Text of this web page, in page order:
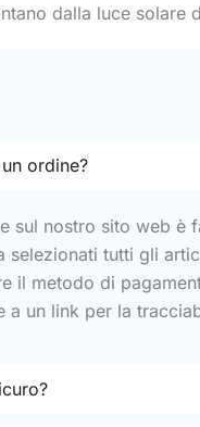
dalla luce solare
ordine?
sul nostro sito web
selezionati tutti gli
il metodo di
a un link per la